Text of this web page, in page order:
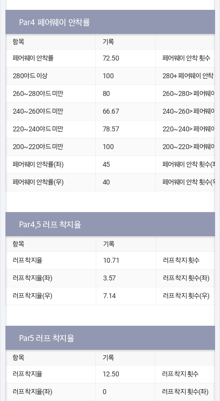
Par4 페어웨이 안착률
항목 기록
페어웨이 안착률 72.50 페어웨이 안착 횟수
280야드 이상 100 280+ 페어웨이 안착
260~280야드 미만 80 260~280> 페어웨이
240~260야드 미만 66.67 240~260> 페어웨이
220~240야드 미만 78.57 220~240> 페어웨이
200~220야드 미만 100 200~220> 페어웨이
페어웨이 안착률(좌) 45 페어웨이 안착 횟수(좌)
페어웨이 안착률(우) 40 페어웨이 안착 횟수(우)
Par4,5 러프 착지율
항목 기록
러프 착지율 10.71 러프 착지 횟수
러프 착지율(좌) 3.57 러프 착지 횟수(좌)
러프 착지율(우) 7.14 러프 착지 횟수(우)
Par5 러프 착지율
항목 기록
러프 착지율 12.50 러프 착지 횟수
러프 착지율(좌) 0 러프 착지 횟수(좌)